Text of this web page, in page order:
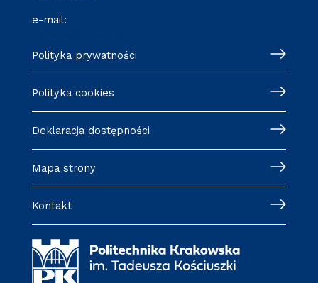
e-mail:
Polityka prywatności
Polityka cookies
Deklaracja dostępności
Mapa strony
Kontakt